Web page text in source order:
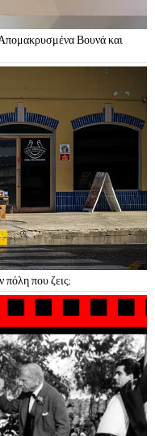
Βουνά και
πόλη που ζεις;